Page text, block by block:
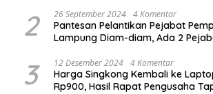
2 26 September 2024 4 Komentar
Pantesan Pelantikan Pejabat
Lampung Diam-diam, Ada 2
3 12 Desember 2024 4 Komentar
Harga Singkong Kembali ke
Rp900, Hasil Rapat Pengusaha